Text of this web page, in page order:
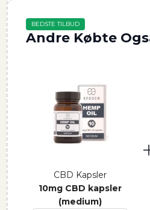
BEDSTE TILBUD
Andre Købte
CBD Kapsler
10mg CBD kapsler
(medium)